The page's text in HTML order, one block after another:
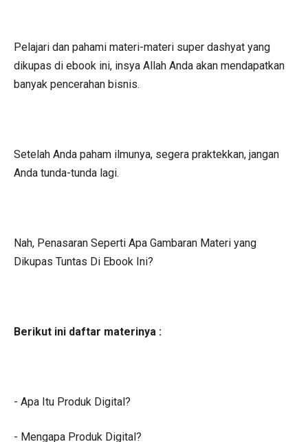
Pelajari dan pahami materi-materi super dashyat yang
dikupas di ebook ini, insya Allah Anda akan mendapatkan
banyak pencerahan bisnis.
Setelah Anda paham ilmunya, segera praktekkan, jangan
Anda tunda-tunda lagi.
Nah, Penasaran Seperti Apa Gambaran Materi yang
Dikupas Tuntas Di Ebook Ini?
Berikut ini daftar materinya :
- Apa Itu Produk Digital?
- Mengapa Produk Digital?